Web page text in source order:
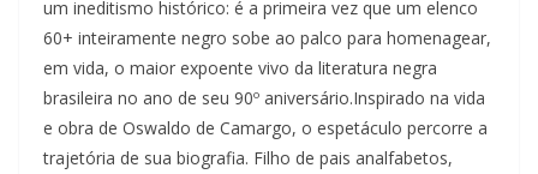
um ineditismo histórico: é a primeira vez que um elenco
60+ inteiramente negro sobe ao palco para homenagear,
em vida, o maior expoente vivo da literatura negra
brasileira no ano de seu 90º aniversário.Inspirado na vida
e obra de Oswaldo de Camargo, o espetáculo percorre a
trajetória de sua biografia. Filho de pais analfabetos,